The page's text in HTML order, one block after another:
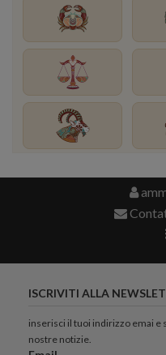
ISCRIVITI ALLA
inserisci il tuoi indirizzo emai
nostre notizie.